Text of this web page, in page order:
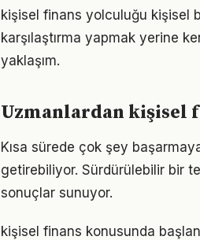
kişisel finans yolculuğu kişisel
karşılaştırma yapmak yerine
yaklaşım.
Uzmanlardan kişisel
Kısa sürede çok şey
getirebiliyor. Sürdürülebilir bir
sonuçlar sunuyor.
kişisel finans konusunda